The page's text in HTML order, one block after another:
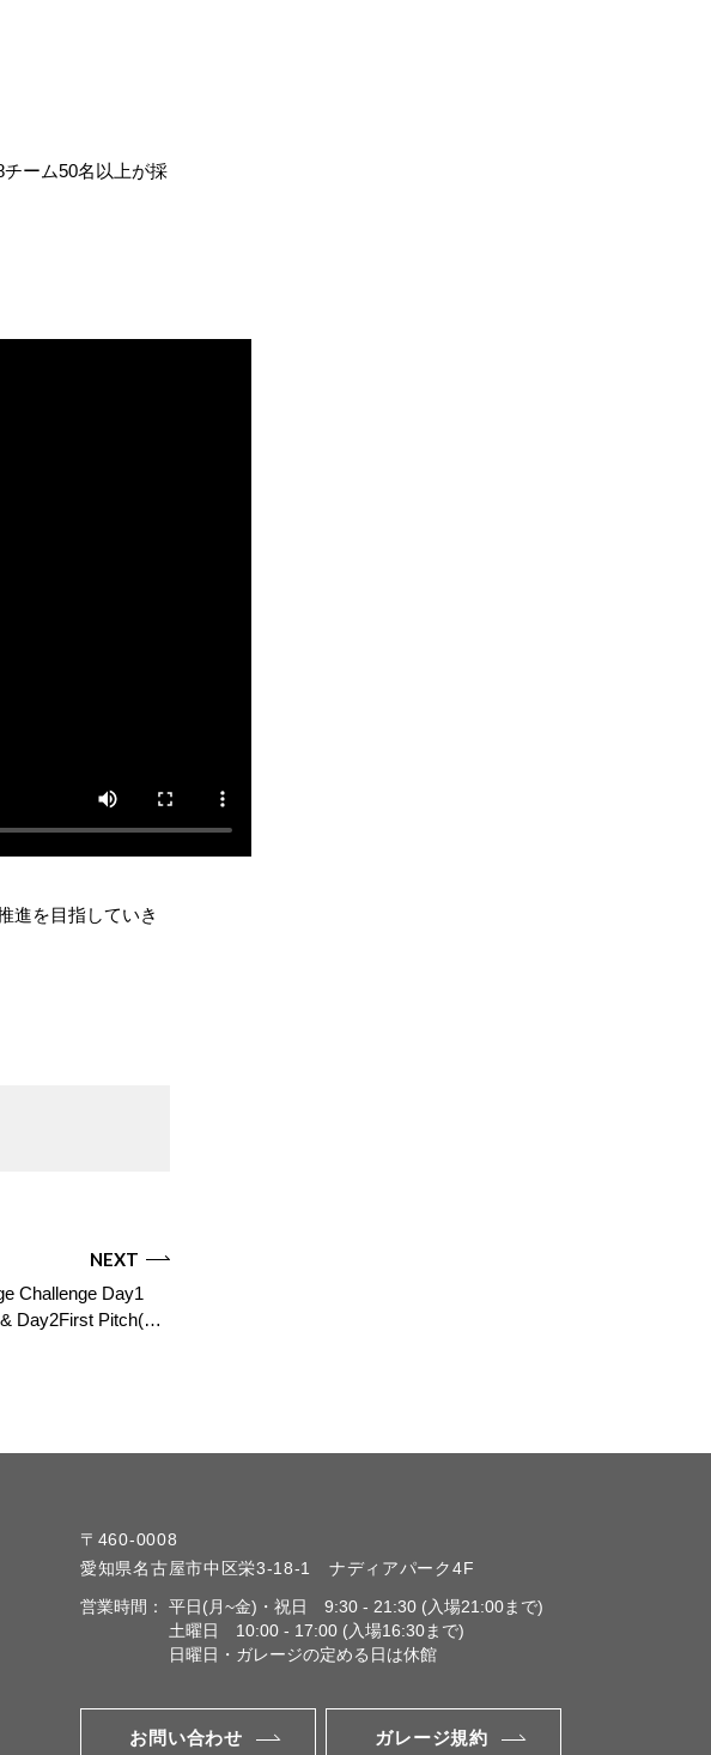
ーム50名以上が採
進を目指していき
NEXT
Challenge Day1
Day2First Pitch(…
〒460-0008
愛知県名古屋市中区栄3-18-1
ナディアパーク4F
営業時間：
平日(月~金)・祝日
9:30 - 21:30 (入場21:00まで)
土曜日
10:00 - 17:00 (入場16:30まで)
日曜日・ガレージの定める日は休館
お問い合わせ ガレージ規約